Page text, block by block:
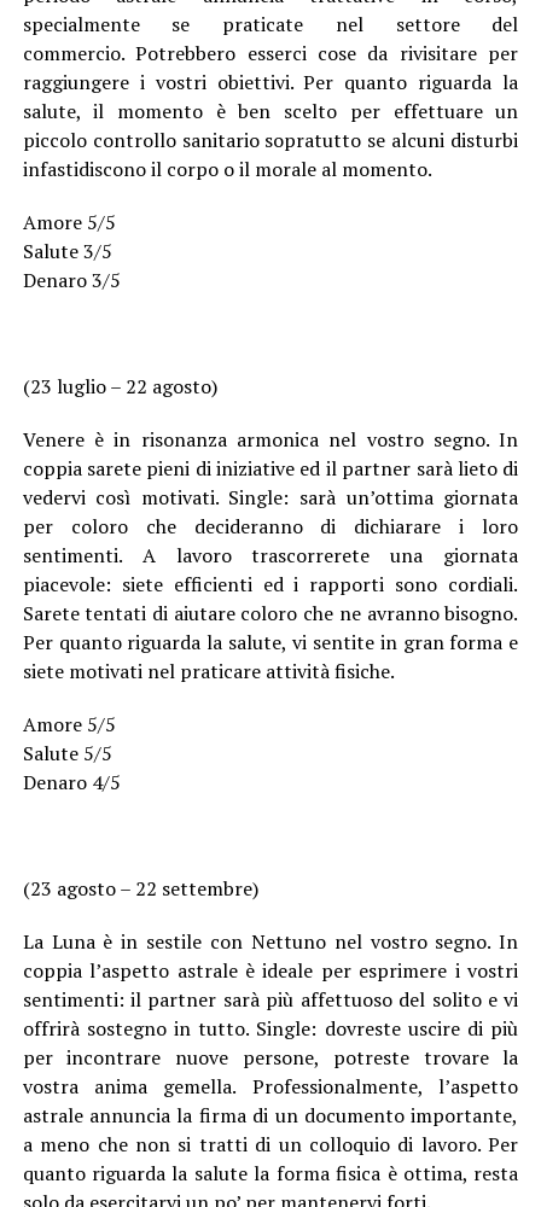
specialmente se praticate nel settore del
commercio. Potrebbero esserci cose da rivisitare per
raggiungere i vostri obiettivi. Per quanto riguarda la
salute, il momento è ben scelto per effettuare un
piccolo controllo sanitario sopratutto se alcuni disturbi
infastidiscono il corpo o il morale al momento.
Amore 5/5
Salute 3/5
Denaro 3/5
(23 luglio – 22 agosto)
Venere è in risonanza armonica nel vostro segno. In
coppia sarete pieni di iniziative ed il partner sarà lieto di
vedervi così motivati. Single: sarà un’ottima giornata
per coloro che decideranno di dichiarare i loro
sentimenti. A lavoro trascorrerete una giornata
piacevole: siete efficienti ed i rapporti sono cordiali.
Sarete tentati di aiutare coloro che ne avranno bisogno.
Per quanto riguarda la salute, vi sentite in gran forma e
siete motivati nel praticare attività fisiche.
Amore 5/5
Salute 5/5
Denaro 4/5
(23 agosto – 22 settembre)
La Luna è in sestile con Nettuno nel vostro segno. In
coppia l’aspetto astrale è ideale per esprimere i vostri
sentimenti: il partner sarà più affettuoso del solito e vi
offrirà sostegno in tutto. Single: dovreste uscire di più
per incontrare nuove persone, potreste trovare la
vostra anima gemella. Professionalmente, l’aspetto
astrale annuncia la firma di un documento importante,
a meno che non si tratti di un colloquio di lavoro. Per
quanto riguarda la salute la forma fisica è ottima, resta